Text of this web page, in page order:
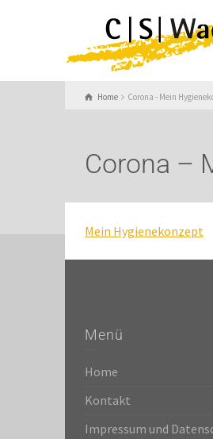
Home Corona - Mein
Corona –
Mein Hygienekonzept
Menü
Home
Kontakt
Impressum und